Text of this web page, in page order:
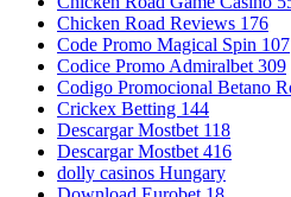
Chicken Road Reviews 176
Code Promo Magical Spin 107
Codice Promo Admiralbet 309
Codigo Promocional Betano
Crickex Betting 144
Descargar Mostbet 118
Descargar Mostbet 416
dolly casinos Hungary